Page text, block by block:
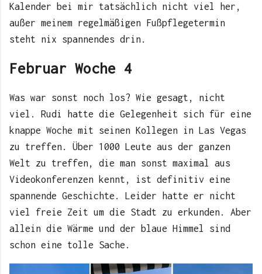
Kalender bei mir tatsächlich nicht viel her,
außer meinem regelmäßigen Fußpflegetermin
steht nix spannendes drin.
Februar Woche 4
Was war sonst noch los? Wie gesagt, nicht
viel. Rudi hatte die Gelegenheit sich für eine
knappe Woche mit seinen Kollegen in Las Vegas
zu treffen. Über 1000 Leute aus der ganzen
Welt zu treffen, die man sonst maximal aus
Videokonferenzen kennt, ist definitiv eine
spannende Geschichte. Leider hatte er nicht
viel freie Zeit um die Stadt zu erkunden. Aber
allein die Wärme und der blaue Himmel sind
schon eine tolle Sache.